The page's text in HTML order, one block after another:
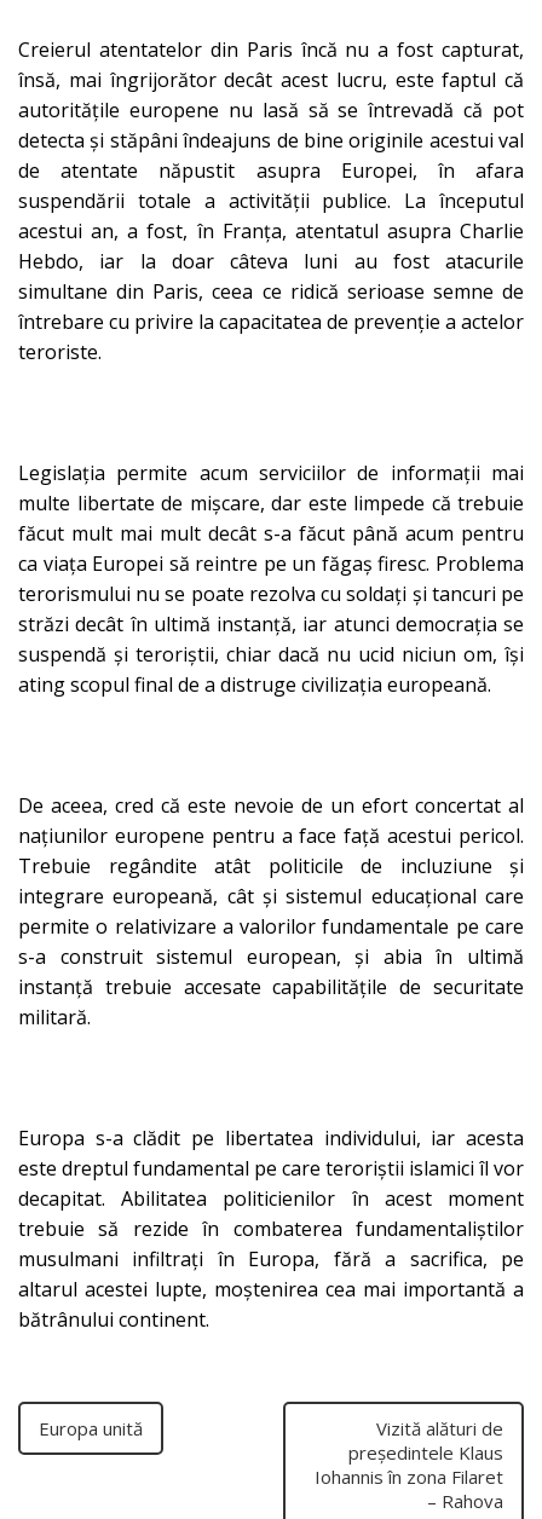
Creierul atentatelor din Paris încă nu a fost capturat,
însă, mai îngrijorător decât acest lucru, este faptul că
autoritățile europene nu lasă să se întrevadă că pot
detecta și stăpâni îndeajuns de bine originile acestui val
de atentate năpustit asupra Europei, în afara
suspendării totale a activității publice. La începutul
acestui an, a fost, în Franța, atentatul asupra Charlie
Hebdo, iar la doar câteva luni au fost atacurile
simultane din Paris, ceea ce ridică serioase semne de
întrebare cu privire la capacitatea de prevenție a actelor
teroriste.
Legislația permite acum serviciilor de informații mai
multe libertate de mișcare, dar este limpede că trebuie
făcut mult mai mult decât s-a făcut până acum pentru
ca viața Europei să reintre pe un făgaș firesc. Problema
terorismului nu se poate rezolva cu soldați și tancuri pe
străzi decât în ultimă instanță, iar atunci democrația se
suspendă și teroriștii, chiar dacă nu ucid niciun om, își
ating scopul final de a distruge civilizația europeană.
De aceea, cred că este nevoie de un efort concertat al
națiunilor europene pentru a face față acestui pericol.
Trebuie regândite atât politicile de incluziune și
integrare europeană, cât și sistemul educațional care
permite o relativizare a valorilor fundamentale pe care
s-a construit sistemul european, și abia în ultimă
instanță trebuie accesate capabilitățile de securitate
militară.
Europa s-a clădit pe libertatea individului, iar acesta
este dreptul fundamental pe care teroriștii islamici îl vor
decapitat. Abilitatea politicienilor în acest moment
trebuie să rezide în combaterea fundamentaliștilor
musulmani infiltrați în Europa, fără a sacrifica, pe
altarul acestei lupte, moștenirea cea mai importantă a
bătrânului continent.
Europa unită
Vizită alături de
președintele Klaus
Iohannis în zona Filaret
– Rahova